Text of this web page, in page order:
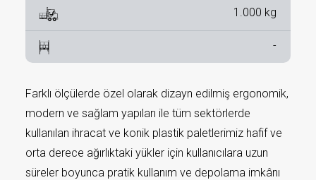
1.000 kg
-
Farklı ölçülerde özel olarak dizayn edilmiş ergonomik,
modern ve sağlam yapıları ile tüm sektörlerde
kullanılan ihracat ve konik plastik paletlerimiz hafif ve
orta derece ağırlıktaki yükler için kullanıcılara uzun
süreler boyunca pratik kullanım ve depolama imkânı